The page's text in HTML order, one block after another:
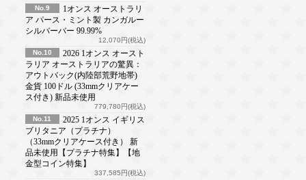
No.9
1オンス オーストラリ
ア パース・ミント製 カンガルー
シルバーバー 99.99%
12,070円(税込)
No.10
2026 1オンス オースト
ラリア オーストラリアの驚異：
アウトバック(内陸部荒野地帯)
金貨 100ドル (33mmクリアケー
ス付き) 新品未使用
779,780円(税込)
No.11
2025 1オンス イギリス
ブリタニア（プラチナ）
（33mmクリアケース付き） 新
品未使用【プラチナ特集】【地
金型コイン特集】
337,585円(税込)